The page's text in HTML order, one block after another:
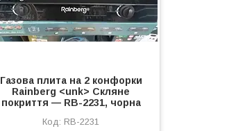
Газова плита на 2 конфорки
Rainberg <unk> Скляне
покриття — RB-2231, чорна
RB-2231